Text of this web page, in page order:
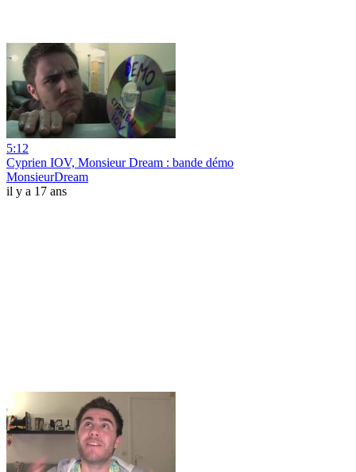
5:12
Cyprien IOV, Monsieur Dream : bande démo
MonsieurDream
il y a 17 ans